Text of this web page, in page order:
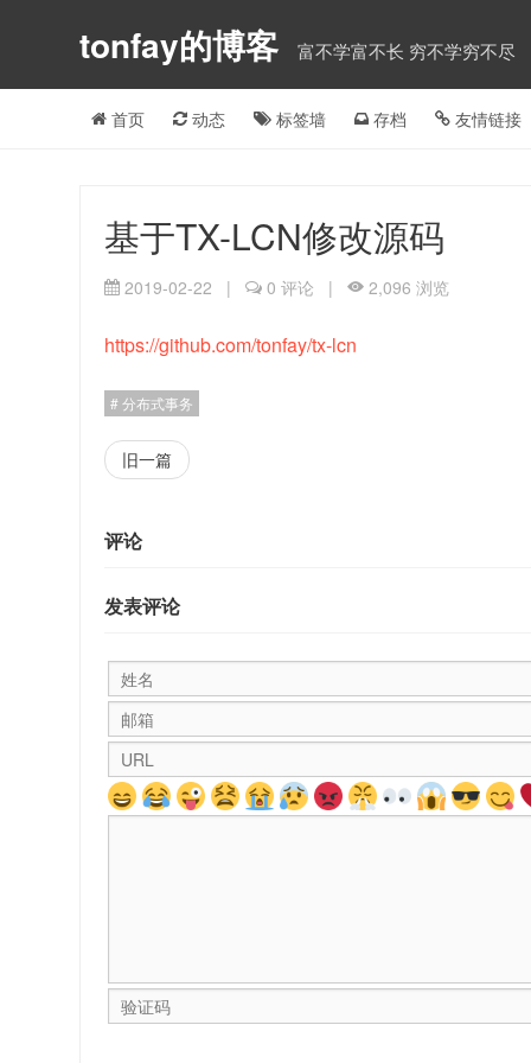
tonfay的博客 富不学富不长 穷不学穷不尽
首页 动态 标签墙 存档 友情链接
基于TX-LCN修改源码
2019-02-22 | 0 评论 | 2,096 浏览
https://github.com/tonfay/tx-lcn
分布式事务
旧一篇
评论
发表评论